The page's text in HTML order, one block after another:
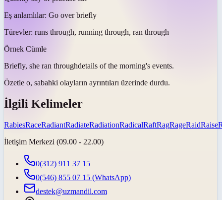
Eş anlamlılar: Go over briefly
Türevler: runs through, running through, ran through
Örnek Cümle
Briefly, she ran throughdetails of the morning's events.
Özetle o, sabahki olayların ayrıntıları üzerinde durdu.
İlgili Kelimeler
RabiesRaceRadiantRadiateRadiationRadicalRaftRagRageRaidRaise
İletişim Merkezi (09.00 - 22.00)
0(312) 911 37 15
0(546) 855 07 15 (WhatsApp)
destek@uzmandil.com